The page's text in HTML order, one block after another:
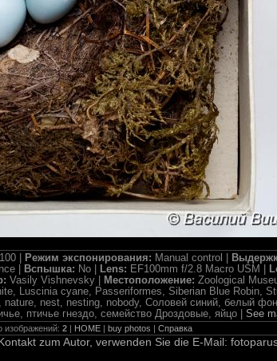
100 | Режим экспонирования: Manual control |
| Вспышка: No | Lens: EF100mm f/2.8 Macro USM |
Vasily Vishnevsky | Местоположение: Zoological
Luscinia cyane, Passeriformes, Siberian Blue Robin,
nest, nesting, nobody, Соловей синий, белый
птичье гнездо, семейство Дроздовые, яйцо | See
изображений: 2| HOME| buy photos | Справка
zum Autor, verwenden Sie die E-Mail: